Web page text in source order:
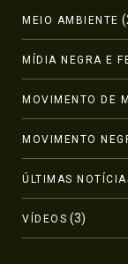
MEIO AMBIENTE
MÍDIA NEGRA E
MOVIMENTO DE
MOVIMENTO
ÚLTIMAS
VÍDEOS (3)